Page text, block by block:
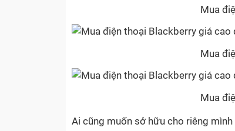
Mua
Mua
Mua
Ai cũng muốn sở hữu cho riêng